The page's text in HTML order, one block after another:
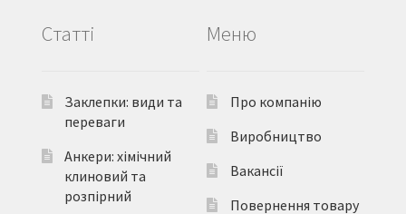
Статті
Заклепки: види та
переваги
Анкери: хімічний
клиновий та
розпірний
Меню
Про компанію
Виробництво
Вакансії
Повернення товару